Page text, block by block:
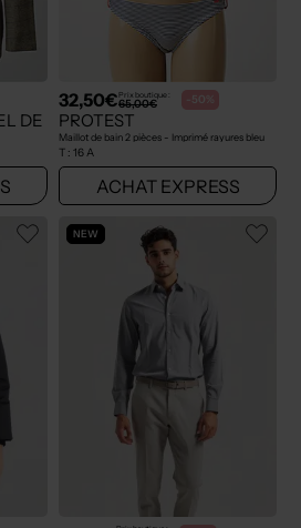
DE BRUXELLES
32,50€Prix boutique :
65,00€ -50%
PROTEST
Maillot de bain 2 pièces - Imprimé rayures bleu
T : 16 A
ACHAT EXPRESS
NEW